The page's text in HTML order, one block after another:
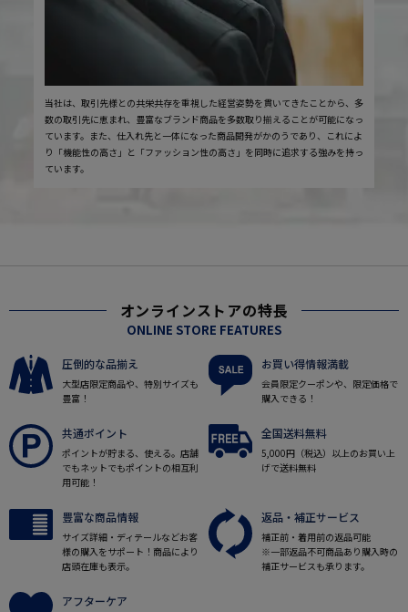
当社は、取引先様との共栄共存を重視した経営姿勢を貫いてきたことから、多
数の取引先に恵まれ、豊富なブランド商品を多数取り揃えることが可能になっ
ています。また、仕入れ先と一体になった商品開発がかのうであり、これによ
り「機能性の高さ」と「ファッション性の高さ」を同時に追求する強みを持っ
ています。
オンラインストアの特長
ONLINE STORE FEATURES
圧倒的な品揃え
大型店限定商品や、特別サイズも
豊富！
お買い得情報満載
会員限定クーポンや、限定価格で
購入できる！
共通ポイント
ポイントが貯まる、使える。店舗
でもネットでもポイントの相互利
用可能！
全国送料無料
5,000円（税込）以上のお買い上
げで送料無料
豊富な商品情報
サイズ詳細・ディテールなどお客
様の購入をサポート！商品により
店頭在庫も表示。
返品・補正サービス
補正前・着用前の返品可能
※一部返品不可商品あり購入時の
補正サービスも承ります。
アフターケア